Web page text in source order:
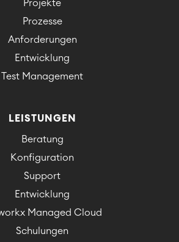
Projekte
Prozesse
Anforderungen
Entwicklung
Test Management
LEISTUNGEN
Beratung
Konfiguration
Support
Entwicklung
Managed Cloud
Schulungen